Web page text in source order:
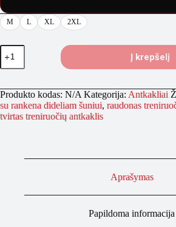
M L XL 2XL
produkto
kiekis:
BESTIA
Sport
antkaklis
su
rankena
Į krepšelį
Produkto kodas: N/A Kategorija: Antkakliai
su rankena dideliam šuniui, raudonas
tvirtas treniruočių antkaklis
Aprašymas
Papildoma informacija